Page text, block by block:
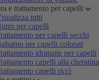
e trattamento per capelli
tutti
per capelli
per capelli secchi
per capelli colorati
idratante per capelli
capelli alla cheratina
capelli ricci